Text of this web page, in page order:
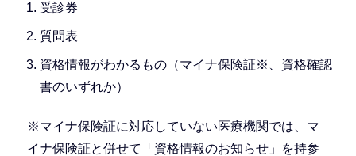
受診券
質問表
資格情報がわかるもの（マイナ保険証※、資格確認
書のいずれか）
※マイナ保険証に対応していない医療機関では、マ
イナ保険証と併せて「資格情報のお知らせ」を持参